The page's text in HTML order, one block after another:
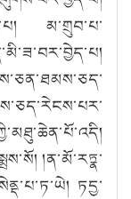
མ་གྲུབ་པ་
།ན་མོ་རཏྣ་
ཏདྱ་